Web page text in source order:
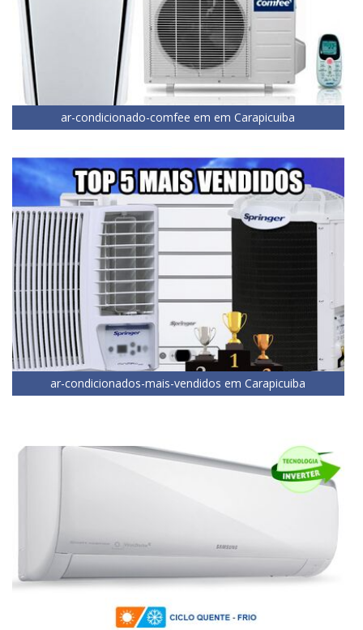
ar-condicionado-comfee em em Carapicuiba
ar-condicionados-mais-vendidos em Carapicuiba